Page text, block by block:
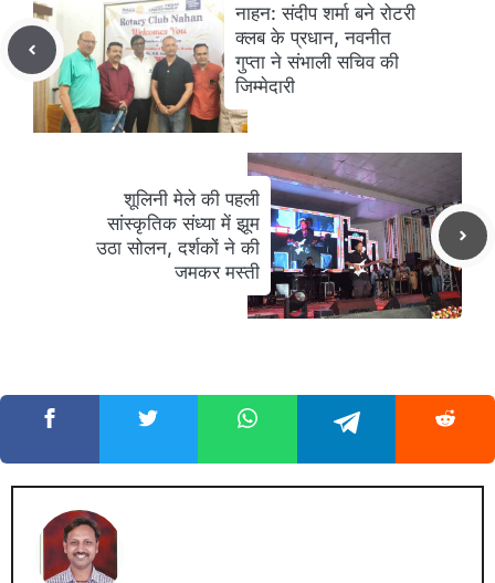
नाहन: संदीप शर्मा बने रोटरी
क्लब के प्रधान, नवनीत
गुप्ता ने संभाली सचिव की
जिम्मेदारी
शूलिनी मेले की पहली
सांस्कृतिक संध्या में झूम
उठा सोलन, दर्शकों ने की
जमकर मस्ती